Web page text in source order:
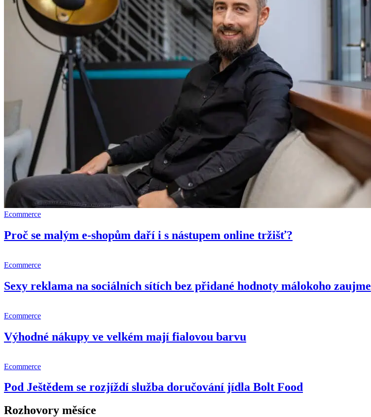
Ecommerce
Proč se malým e-shopům daří i s nástupem online tržišť?
Ecommerce
Sexy reklama na sociálních sítích bez přidané hodnoty málokoho zaujme
Ecommerce
Výhodné nákupy ve velkém mají fialovou barvu
Ecommerce
Pod Ještědem se rozjíždí služba doručování jídla Bolt Food
Rozhovory měsíce